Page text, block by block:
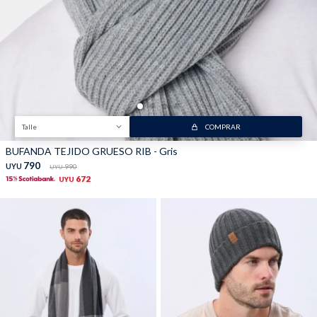
Talle COMPRAR
BUFANDA TEJIDO GRUESO RIB - Gris
UYU 790 UYU 990
UYU 672
Trabaja con nosotros